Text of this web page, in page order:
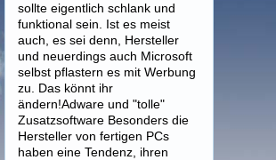
sollte eigentlich schlank und
funktional sein. Ist es meist
auch, es sei denn, Hersteller
und neuerdings auch Microsoft
selbst pflastern es mit Werbung
zu. Das könnt ihr
ändern!Adware und "tolle"
Zusatzsoftware Besonders die
Hersteller von fertigen PCs
haben eine Tendenz, ihren